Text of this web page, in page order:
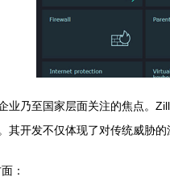
业乃至国家层面关注的焦点。
开发不仅体现了对传统威胁
：